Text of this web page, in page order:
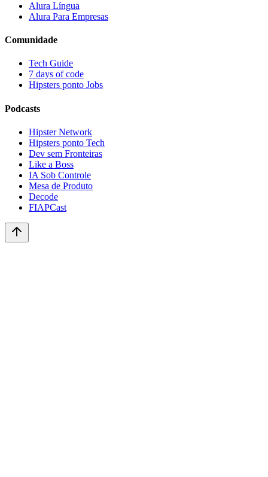
Alura Língua
Alura Para Empresas
Comunidade
Tech Guide
7 days of code
Hipsters ponto Jobs
Podcasts
Hipster Network
Hipsters ponto Tech
Dev sem Fronteiras
Like a Boss
IA Sob Controle
Mesa de Produto
Decode
FIAPCast